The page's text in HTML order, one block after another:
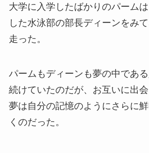
大学に入学したばかりのパーム
した水泳部の部長ディーンをみ
走った。
パームもディーンも夢の中であ
続けていたのだが、お互いに出
夢は自分の記憶のようにさらに
くのだった。